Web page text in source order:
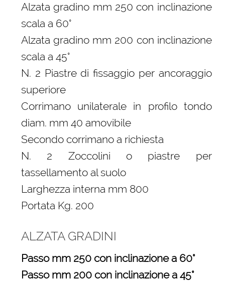
Alzata gradino mm 250 con inclinazione
scala a 60°
Alzata gradino mm 200 con inclinazione
scala a 45°
N. 2 Piastre di fissaggio per ancoraggio
superiore
Corrimano unilaterale in profilo tondo
diam. mm 40 amovibile
Secondo corrimano a richiesta
N. 2 Zoccolini o piastre per
tassellamento al suolo
Larghezza interna mm 800
Portata Kg. 200
ALZATA GRADINI
Passo mm 250 con inclinazione a 60°
Passo mm 200 con inclinazione a 45°